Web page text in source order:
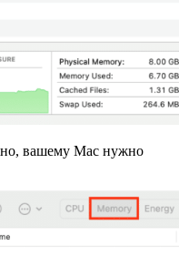
вашему Mac нужно